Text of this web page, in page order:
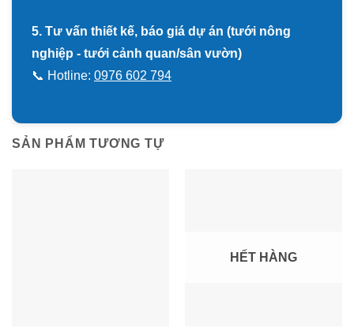
5. Tư vấn thiết kế, báo giá dự án (tưới nông
nghiệp - tưới cảnh quan/sân vườn)
📞 Hotline: 0976 602 794
SẢN PHẨM TƯƠNG TỰ
HẾT HÀNG